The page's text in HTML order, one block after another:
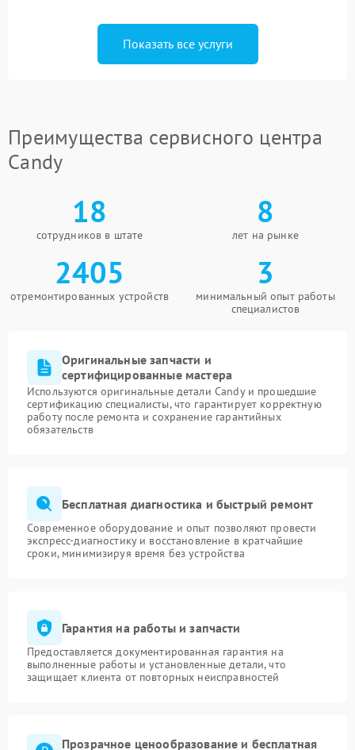
Показать все услуги
Преимущества сервисного центра
Candy
18
сотрудников в штате
8
лет на рынке
2405
отремонтированных устройств
3
минимальный опыт работы
специалистов
Оригинальные запчасти и
сертифицированные мастера
Используются оригинальные детали Candy и прошедшие
сертификацию специалисты, что гарантирует корректную
работу после ремонта и сохранение гарантийных
обязательств
Бесплатная диагностика и быстрый ремонт
Современное оборудование и опыт позволяют провести
экспресс-диагностику и восстановление в кратчайшие
сроки, минимизируя время без устройства
Гарантия на работы и запчасти
Предоставляется документированная гарантия на
выполненные работы и установленные детали, что
защищает клиента от повторных неисправностей
Прозрачное ценообразование и бесплатная